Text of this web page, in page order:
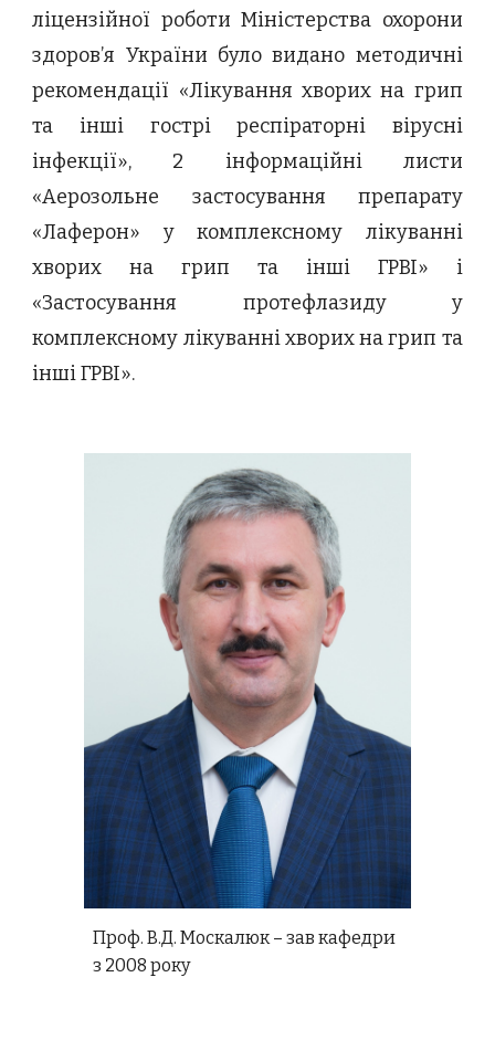
ліцензійної роботи Міністерства охорони
здоров’я України було видано методичні
рекомендації «Лікування хворих на грип
та інші гострі респіраторні вірусні
інфекції», 2 інформаційні листи
«Аерозольне застосування препарату
«Лаферон» у комплексному лікуванні
хворих на грип та інші ГРВІ» і
«Застосування протефлазиду у
комплексному лікуванні хворих на грип та
інші ГРВІ».
Проф. В.Д. Москалюк – зав кафедри
з 2008 року